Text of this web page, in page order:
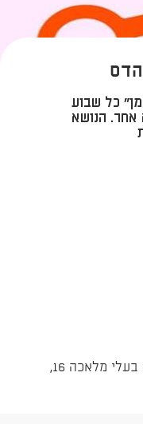
כל שבוע
אחר. הנושא
מרכז קהילתי בית תמי, מרכז בעלי מלאכה 16,